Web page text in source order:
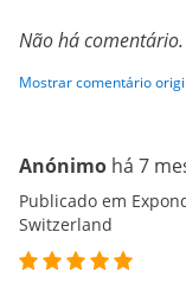
Não há comentário.
Mostrar comentário
Anónimo há 7
Publicado em
Switzerland